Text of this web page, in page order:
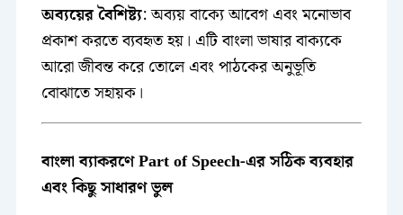
অব্যয়ের বৈশিষ্ট্য: অব্যয় বাক্যে আবেগ এবং মনোভাব
প্রকাশ করতে ব্যবহৃত হয়। এটি বাংলা ভাষার বাক্যকে
আরো জীবন্ত করে তোলে এবং পাঠকের অনুভূতি
বোঝাতে সহায়ক।
বাংলা ব্যাকরণে Part of Speech-এর সঠিক ব্যবহার
এবং কিছু সাধারণ ভুল